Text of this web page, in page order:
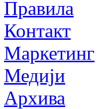
Правила
Контакт
Маркетинг
Медији
Архива